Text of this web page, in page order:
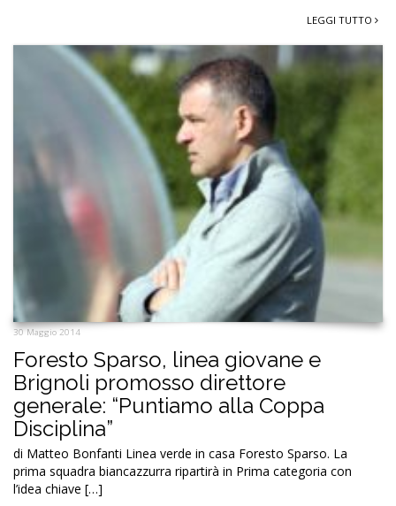
LEGGI TUTTO
30 Maggio 2014
Foresto Sparso, linea giovane e
Brignoli promosso direttore
generale: “Puntiamo alla Coppa
Disciplina”
di Matteo Bonfanti Linea verde in casa Foresto Sparso. La
prima squadra biancazzurra ripartirà in Prima categoria con
l’idea chiave […]